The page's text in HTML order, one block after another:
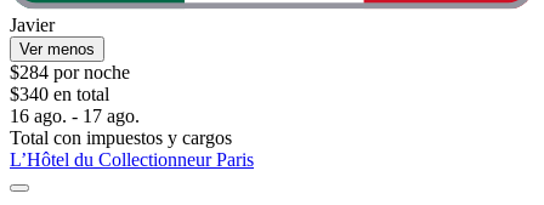
Javier
Ver menos
$284 por noche
$340 en total
16 ago. - 17 ago.
Total con impuestos y cargos
L’Hôtel du Collectionneur Paris